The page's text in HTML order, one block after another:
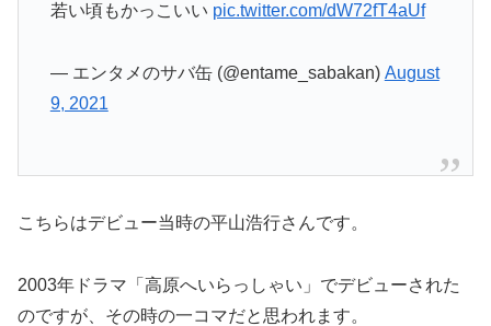
若い頃もかっこいい pic.twitter.com/dW72fT4aUf
— エンタメのサバ缶 (@entame_sabakan) August
9, 2021
こちらはデビュー当時の平山浩行さんです。
2003年ドラマ「高原へいらっしゃい」でデビューされた
のですが、その時の一コマだと思われます。